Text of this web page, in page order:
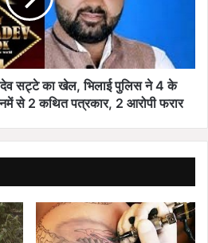
सट्टे का खेल, भिलाई पुलिस ने 4 के
से 2 कथित पत्रकार, 2 आरोपी फरार